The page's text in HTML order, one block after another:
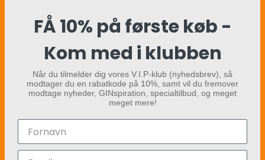
FÅ 10% på første køb -
Kom med i klubben
Når du tilmelder dig vores V.I.P-klub (nyhedsbrev), så
modtager du en rabatkode på 10%, samt vil du fremover
modtage nyheder, GINspiration, specialtilbud, og meget
meget mere!